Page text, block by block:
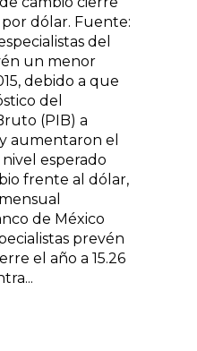
por dólar. Fuente:
del
un menor
debido a que
del
(PIB) a
aumentaron el
esperado
frente al dólar,
de México
prevén
el año a 15.26